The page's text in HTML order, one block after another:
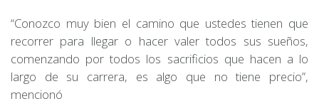
“Conozco muy bien el camino que ustedes tienen que
recorrer para llegar o hacer valer todos sus sueños,
comenzando por todos los sacrificios que hacen a lo
largo de su carrera, es algo que no tiene precio”,
mencionó